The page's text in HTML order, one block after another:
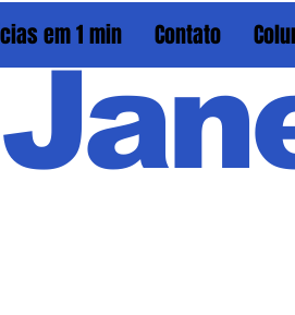
em 1 min Contato